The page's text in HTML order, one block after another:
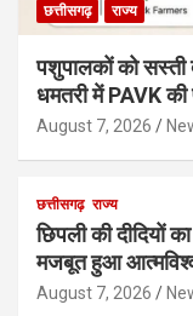
छत्तीसगढ़ राज्य
पशुपालकों को सस्ती
धमतरी में PAVK
August 7, 2026
छत्तीसगढ़ राज्य
छिपली की दीदियों
मजबूत हुआ
August 7, 2026